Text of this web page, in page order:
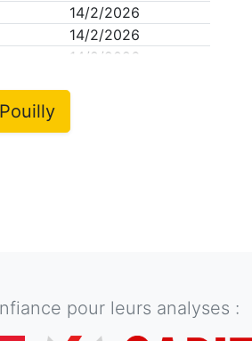
14/2/2026
14/2/2026
14/2/2026
pour leurs analyses :